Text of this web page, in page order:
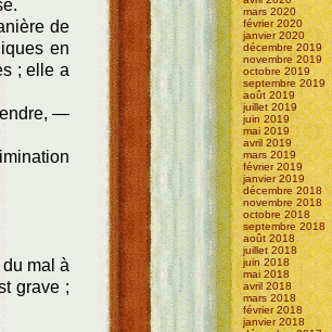
de
en
; elle a
—
mal à
grave ;
mars 2020
février 2020
janvier 2020
décembre 2019
novembre 2019
octobre 2019
septembre 2019
août 2019
juillet 2019
juin 2019
mai 2019
avril 2019
mars 2019
février 2019
janvier 2019
décembre 2018
novembre 2018
octobre 2018
septembre 2018
août 2018
juillet 2018
juin 2018
mai 2018
avril 2018
mars 2018
février 2018
janvier 2018